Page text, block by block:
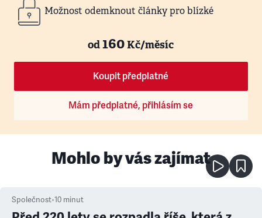
Možnost odemknout články pro blízké
od160Kč/měsíc
Koupit předplatné
Mám předplatné, přihlásím se
Mohlo by vás zajímat
Společnost•10 minut